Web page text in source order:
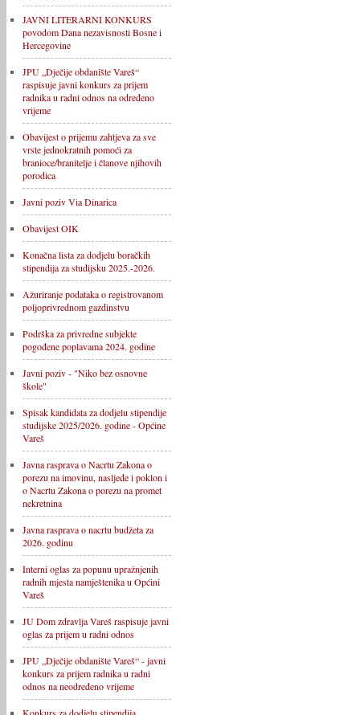
JAVNI LITERARNI KONKURS
povodom Dana nezavisnosti Bosne i
Hercegovine
JPU „Dječije obdanište Vareš“
raspisuje javni konkurs za prijem
radnika u radni odnos na određeno
vrijeme
Obavijest o prijemu zahtjeva za sve
vrste jednokratnih pomoći za
branioce/branitelje i članove njihovih
porodica
Javni poziv Via Dinarica
Obavijest OIK
Konačna lista za dodjelu boračkih
stipendija za studijsku 2025.-2026.
Ažuriranje podataka o registrovanom
poljoprivrednom gazdinstvu
Podrška za privredne subjekte
pogođene poplavama 2024. godine
Javni poziv - "Niko bez osnovne
škole"
Spisak kandidata za dodjelu stipendije
studijske 2025/2026. godine - Općine
Vareš
Javna rasprava o Nacrtu Zakona o
porezu na imovinu, nasljeđe i poklon i
o Nacrtu Zakona o porezu na promet
nekretnina
Javna rasprava o nacrtu budžeta za
2026. godinu
Interni oglas za popunu upražnjenih
radnih mjesta namještenika u Općini
Vareš
JU Dom zdravlja Vareš raspisuje javni
oglas za prijem u radni odnos
JPU „Dječije obdanište Vareš“ - javni
konkurs za prijem radnika u radni
odnos na neodređeno vrijeme